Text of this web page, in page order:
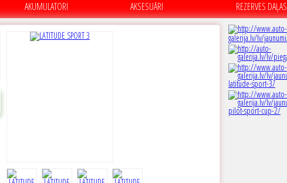
AKUMULATORI AKSESUĀRI REZERVES DAĻAS